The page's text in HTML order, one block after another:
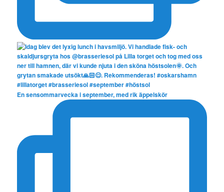
En sensommarvecka i september, med rik äppelskör